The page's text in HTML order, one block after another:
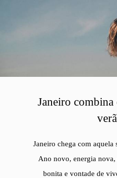
Janeiro combina
Janeiro chega com aquela
Ano novo, energia
bonita e vontade de